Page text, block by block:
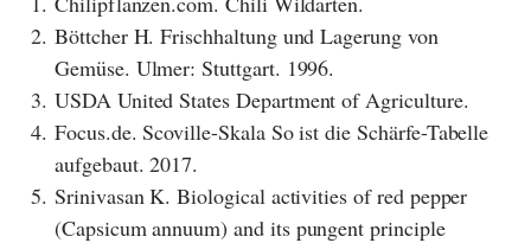
2. Böttcher H. Frischhaltung und Lagerung von
Gemüse. Ulmer: Stuttgart. 1996.
3. USDA United States Department of Agriculture.
4. Focus.de. Scoville-Skala So ist die Schärfe-Tabelle
aufgebaut. 2017.
5. Srinivasan K. Biological activities of red pepper
(Capsicum annuum) and its pungent principle